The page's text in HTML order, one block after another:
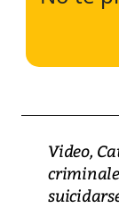
Video,